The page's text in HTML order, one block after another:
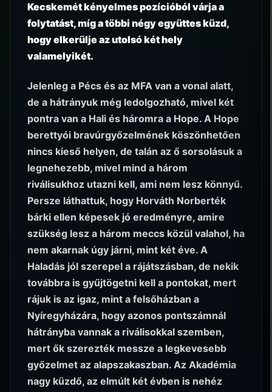
Kecskemét kényelmes pozícióból várja a
folytatást, míg a többi négy együttes küzd,
hogy elkerülje az utolsó két hely
valamelyikét.
Jelenleg a Pécs és az MFA van a vonal alatt,
de a hátrányuk még ledolgozható, mivel két
pontra van a Hali és háromra a Hope. A Hope
berettyói bravúrgyőzelmének köszönhetően
nincs kieső helyen, de talán az ő sorsolásuk a
legnehezebb, mivel mind a három
riválisukhoz utazni kell, ami nem lesz könnyű.
Persze láthattuk, hogy Horváth Norberték
bárki ellen képesek jó eredményre, amire
szükség lesz a három meccs közül valahol, ha
nem akarnak úgy járni, mint két éve. A
Haladás jól szerepel a rájátszásban, de nekik
továbbra is gyűjtögetni kell a pontokat, mert
rájuk is az igaz, mint a felsőházban a
Nyíregyházára, hogy azonos pontszámnál
hátrányba vannak a riválisokkal szemben,
mert ők szerezték messze a legkevesebb
győzelmet az alapszakaszban. Az Akadémia
nagy küzdő, az elmúlt két évben is nehéz